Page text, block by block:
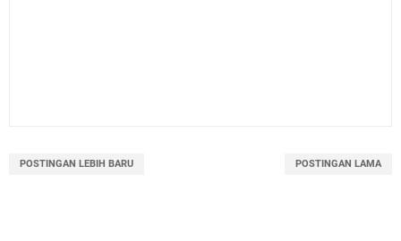
POSTINGAN LEBIH BARU POSTINGAN LAMA